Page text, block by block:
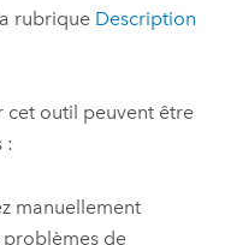
rubrique Description
cet outil peuvent être
:
manuellement
de